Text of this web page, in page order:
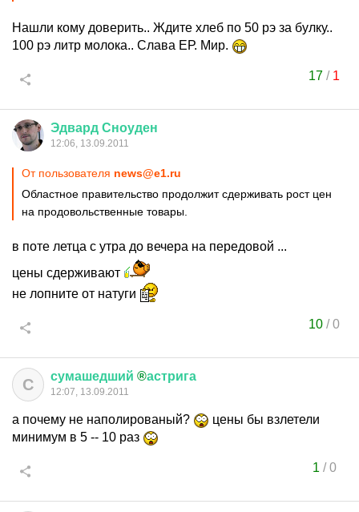
Нашли кому доверить.. Ждите хлеб по 50 рэ за булку..
100 рэ литр молока.. Слава ЕР. Мир.
17 / 1
Эдвард Сноуден
12:06, 13.09.2011
От пользователя news@e1.ru
Областное правительство продолжит сдерживать рост цен
на продовольственные товары.
в поте летца с утра до вечера на передовой ...
цены сдерживают
не лопните от натуги
10 /0
С сумашедший ®астрига
12:07, 13.09.2011
а почему не наполированый?
цены бы взлетели
минимум в 5 -- 10 раз
1 /0